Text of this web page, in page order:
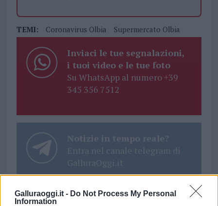
Galluraoggi.it - Do Not Process My Personal
Information
TEMI: Coronavirus Olbia Supermercato Olbia
Inviaci le tue segnalazioni,
i tuoi video e le tue foto
Su WhatsApp al numero +39
345 356 7512
Notizie in tempo reale?
Entra nel canale telegram di
GalluraOggi.it